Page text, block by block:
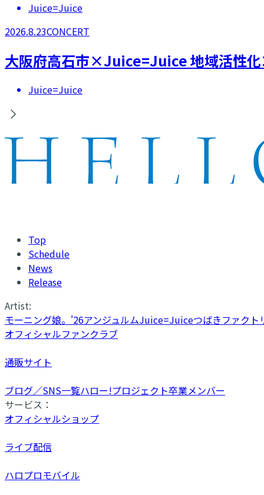
Juice=Juice
2026.8.23CONCERT
大阪府高石市×Juice=Juice 地域活性化
Juice=Juice
Top
Schedule
News
Release
Artist:
モーニング娘。'26アンジュルムJuice=Juiceつばきファクト
オフィシャルファンクラブ
通販サイト
ブログ／SNS一覧ハロー!プロジェクト卒業メンバー
サービス：
オフィシャルショップ
ライブ配信
ハロプロモバイル